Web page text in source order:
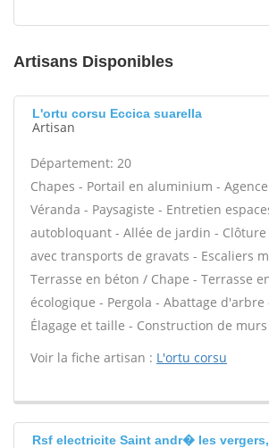
Artisans Disponibles
L'ortu corsu Eccica suarella
Artisan
Département: 20
Chapes - Portail en aluminium -
Véranda - Paysagiste - Entretien
autobloquant - Allée de jardin -
avec transports de gravats - Escaliers
Terrasse en béton / Chape - Terrasse
écologique - Pergola - Abattage
Élagage et taille - Construction de murs
Voir la fiche artisan : L'ortu corsu
Rsf electricite Saint andr� les